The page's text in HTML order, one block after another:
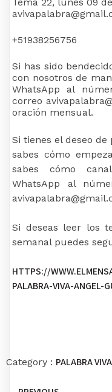
+51938256756
Si has sido
con nosotros de
WhatsApp al
correo
oración mensual.
Si tienes el deseo
sabes cómo
sabes cómo
WhatsApp al
Si deseas leer los
semanal puedes
HTTPS://
PALABRA-VIVA-ANGEL-
Category : PALABRA